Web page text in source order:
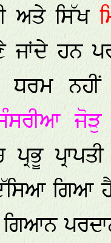
ਅਤੇ ਸਿੱਖ
ਜਾਂਦੇ ਹਨ
ਧਰਮ ਨਹੀਂ
ਪ੍ਰਭੂ
ਗਿਆ